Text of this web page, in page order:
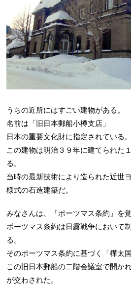
うちの近所にはすごい建物がある。
名前は「旧日本郵船小樽支店」
日本の重要文化財に指定されている。
この建物は明治３９年に建てられた
る。
当時の最新技術により造られた近世
様式の石造建築だ。
みなさんは、「ポーツマス条約」を
ポーツマス条約は日露戦争において
る。
そのポーツマス条約に基づく「樺太
この旧日本郵船の二階会議室で開か
が交わされた。